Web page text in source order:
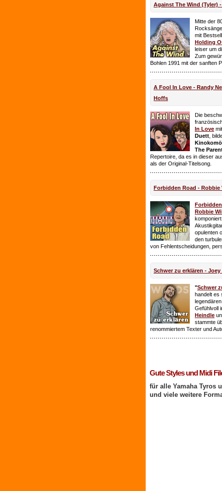
Against The Wind (Tyler)
Mitte der
mit
Holding
leiser um
Zum
Bohlen 1991 mit der sanften
A Fool In Love - Randy
Hoffs
Die
In Love
Duett ,
The
Repertoire, da es in dieser
als der Original-Titelsong.
Forbidden Road - Robbie
Robbie
opulenten
den
von Fehlentscheidungen,
Schwer zu erklären - Joey
"Schwer
handelt es
Gefühlvoll
Heindle
stammte
renommiertem Texter und
Gute Styles und Midi
für alle Yamaha Tyros
und viele weitere